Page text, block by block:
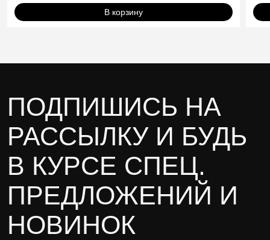
В корзину
ПОДПИШИСЬ НА
РАССЫЛКУ И БУДЬ
В КУРСЕ СПЕЦ.
ПРЕДЛОЖЕНИЙ И
НОВИНОК